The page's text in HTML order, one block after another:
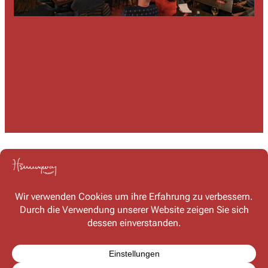
Kontakt
Haben Sie Fragen oder möchten Sie mit uns in Kontakt
treten? Schreiben Sie uns – wir freuen uns auf Ihre
Kontaktformular
FAQ